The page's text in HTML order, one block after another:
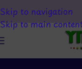
Skip to navigation
Skip to main